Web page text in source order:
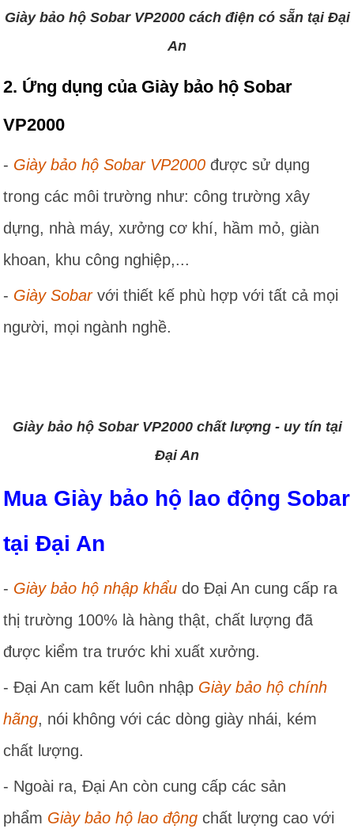
Giày bảo hộ Sobar VP2000 cách điện có sẵn tại Đại
An
2. Ứng dụng của Giày bảo hộ Sobar
VP2000
- Giày bảo hộ Sobar VP2000 được sử dụng
trong các môi trường như: công trường xây
dựng, nhà máy, xưởng cơ khí, hầm mỏ, giàn
khoan, khu công nghiệp,...
- Giày Sobarvới thiết kế phù hợp với tất cả mọi
người, mọi ngành nghề.
Giày bảo hộ Sobar VP2000 chất lượng - uy tín tại
Đại An
Mua Giày bảo hộ lao động Sobar
tại Đại An
- Giày bảo hộ nhập khẩu do Đại An cung cấp ra
thị trường 100% là hàng thật, chất lượng đã
được kiểm tra trước khi xuất xưởng.
- Đại An cam kết luôn nhập Giày bảo hộ chính
hãng, nói không với các dòng giày nhái, kém
chất lượng.
- Ngoài ra, Đại An còn cung cấp các sản
phẩm Giày bảo hộ lao động chất lượng cao với